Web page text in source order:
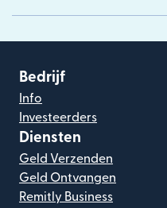
Bedrijf
Info
Investeerders
Diensten
Geld Verzenden
Geld Ontvangen
Remitly Business